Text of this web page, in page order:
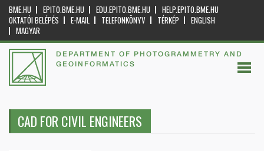
BME.HU EPITO.BME.HU EDU.EPITO.BME.HU
HELP.EPITO.BME.HU
OKTATÓI BELÉPÉS
E-MAIL TELEFONKÖNYV TÉRKÉP
ENGLISH
MAGYAR
DEPARTMENT OF PHOTOGRAMMETRY AND
GEOINFORMATICS
CAD FOR CIVIL ENGINEERS